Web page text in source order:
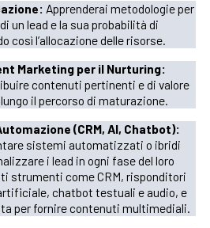
Apprenderai metodologie per
un lead e la sua probabilità di
così l’allocazione delle risorse.
Marketing per il Nurturing:
contenuti pertinenti e di valore
il percorso di maturazione.
(CRM, AI, Chatbot):
sistemi automatizzati o ibridi
i lead in ogni fase del loro
strumenti come CRM, risponditori
chatbot testuali e audio, e
per fornire contenuti multimediali.